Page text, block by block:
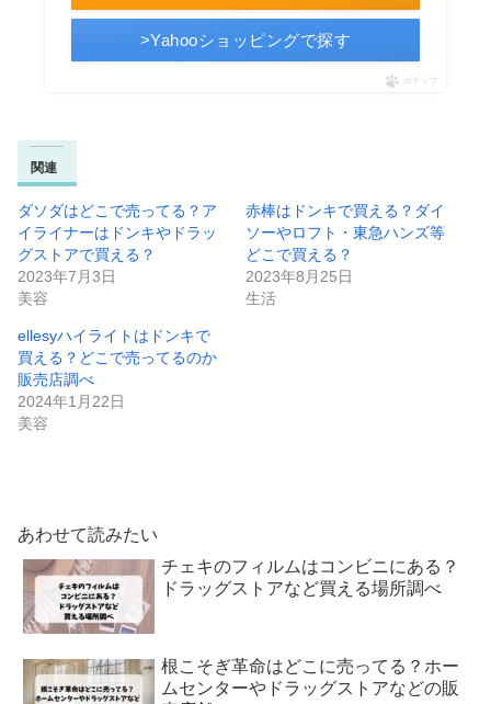
>Yahooショッピングで探す
ポチップ
関連
ダソダはどこで売ってる？ア
イライナーはドンキやドラッ
グストアで買える？
2023年7月3日
美容
赤棒はドンキで買える？ダイ
ソーやロフト・東急ハンズ等
どこで買える？
2023年8月25日
生活
ellesyハイライトはドンキで
買える？どこで売ってるのか
販売店調べ
2024年1月22日
美容
あわせて読みたい
チェキのフィルムはコンビニにある？
ドラッグストアなど買える場所調べ
根こそぎ革命はどこに売ってる？ホー
ムセンターやドラッグストアなどの販